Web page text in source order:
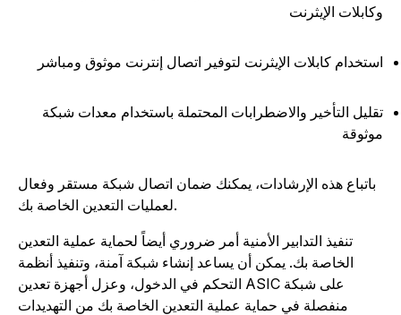
الإيثرنت
كابلات الإيثرنت لتوفير اتصال إنترنت موثوق ومباشر
التأخير والاضطرابات المحتملة باستخدام معدات شبكة
باتباع هذه الإرشادات، يمكنك ضمان اتصال شبكة مستقر وفعال
تنفيذ التدابير الأمنية أمر ضروري أيضاً لحماية عملية التعدين
الخاصة بك. يمكن أن يساعد إنشاء شبكة آمنة، وتنفيذ أنظمة
التحكم في الدخول، وعزل أجهزة تعدين ASIC على شبكة
منفصلة في حماية عملية التعدين الخاصة بك من التهديدات